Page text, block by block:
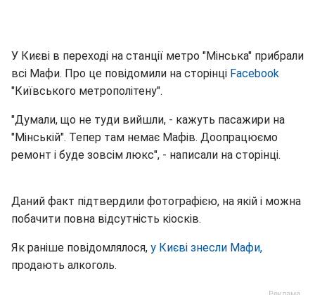
У Києві в переході на станції метро "Мінська" прибрали
всі Мафи. Про це повідомили на сторінці Facebook
"Київського метрополітену".
"Думали, що не туди вийшли, - кажуть пасажири на
"Мінській". Тепер там немає Мафів. Доопрацюємо
ремонт і буде зовсім люкс", - написали на сторінці.
Даний факт підтвердили фотографією, на якій і можна
побачити повна відсутність кіосків.
Як раніше повідомлялося, у Києві знесли Мафи,
продають алкоголь.